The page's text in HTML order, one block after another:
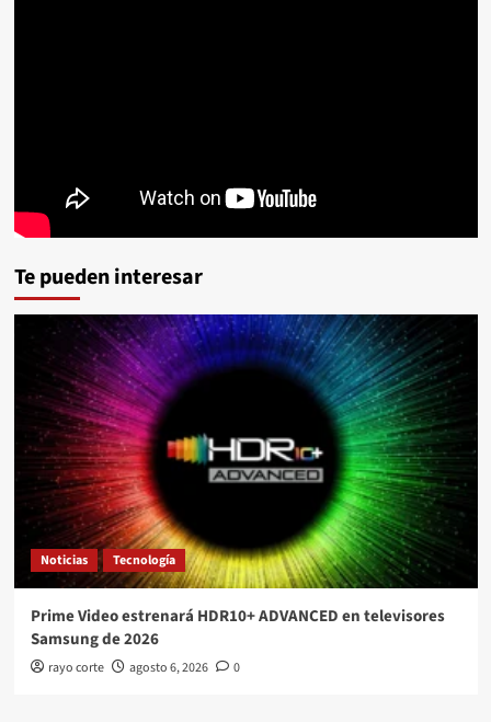
Te pueden interesar
Noticias Tecnología
Prime Video estrenará HDR10+ ADVANCED en televisores
Samsung de 2026
rayo corte agosto 6, 2026 0